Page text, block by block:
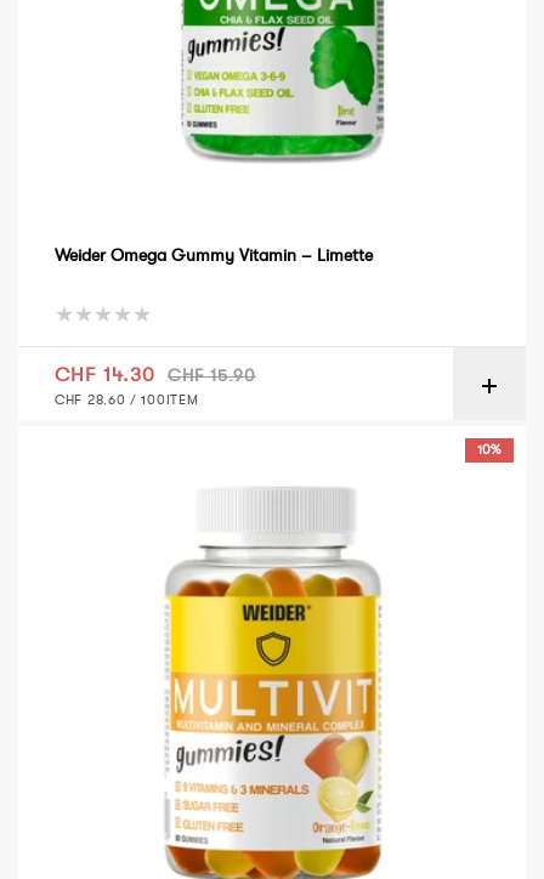
Weider Omega Gummy Vitamin – Limette
CHF 15.90
Verkaufspreis
CHF 14.30
GRUNDPREIS
CHF 28.60 / PRO
100ITEM
10%